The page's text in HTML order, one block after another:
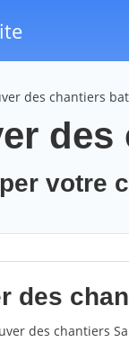
des chantiers
des
votre
des
des chantiers